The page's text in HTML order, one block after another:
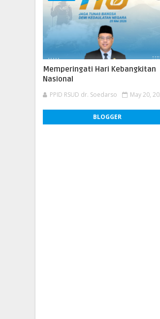
Memperingati Hari Kebangkitan
Nasional
PPID RSUD dr. Soedarso May 20,
BLOGGER